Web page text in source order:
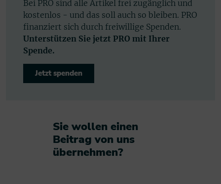
Bei PRO sind alle Artikel frei zugänglich und
kostenlos - und das soll auch so bleiben. PRO
finanziert sich durch freiwillige Spenden.
Unterstützen Sie jetzt PRO mit Ihrer
Spende.
Jetzt spenden
Sie wollen einen
Beitrag von uns
übernehmen?​